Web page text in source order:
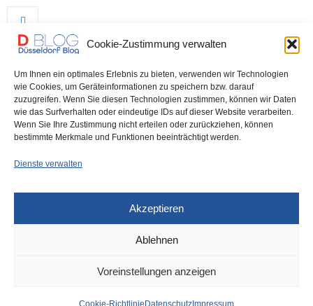
Cookie-Zustimmung verwalten
Um Ihnen ein optimales Erlebnis zu bieten, verwenden wir Technologien
wie Cookies, um Geräteinformationen zu speichern bzw. darauf
zuzugreifen. Wenn Sie diesen Technologien zustimmen, können wir Daten
wie das Surfverhalten oder eindeutige IDs auf dieser Website verarbeiten.
Wenn Sie Ihre Zustimmung nicht erteilen oder zurückziehen, können
bestimmte Merkmale und Funktionen beeinträchtigt werden.
Dienste verwalten
Akzeptieren
Ablehnen
Voreinstellungen anzeigen
Cookie-Richtlinie Datenschutz Impressum